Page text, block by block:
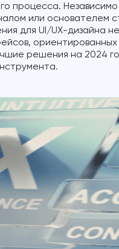
процесса. Независимо
или основателем
для UI/UX-дизайна
ориентированных
решения на 2024